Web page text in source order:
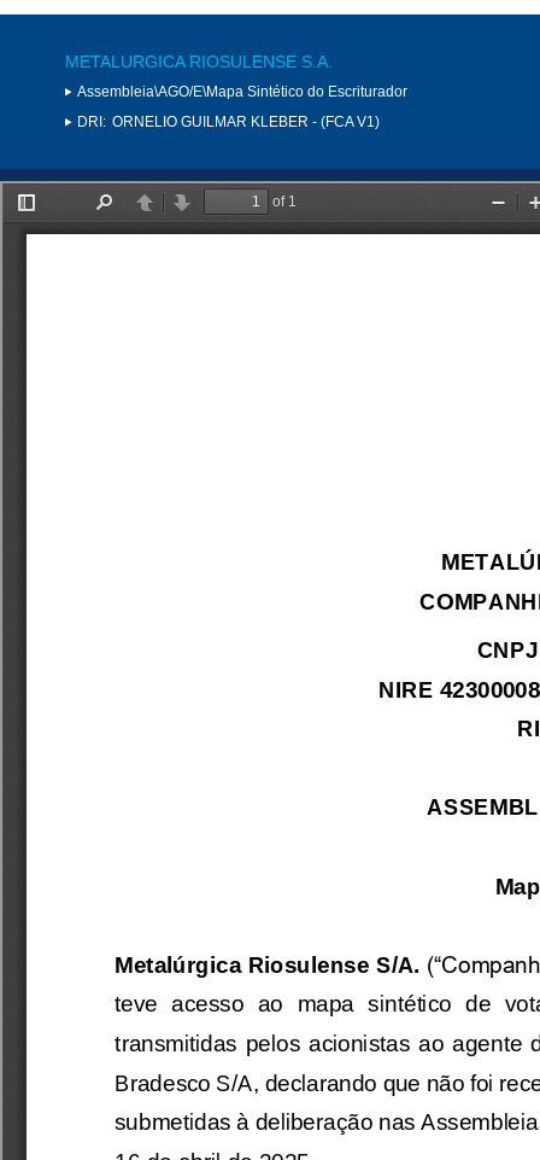
METALURGICA RIOSULENSE S.A.
Assembleia\AGO/E\Mapa Sintético do Escriturador
DRI: ORNELIO GUILMAR KLEBER - (FCA V1)